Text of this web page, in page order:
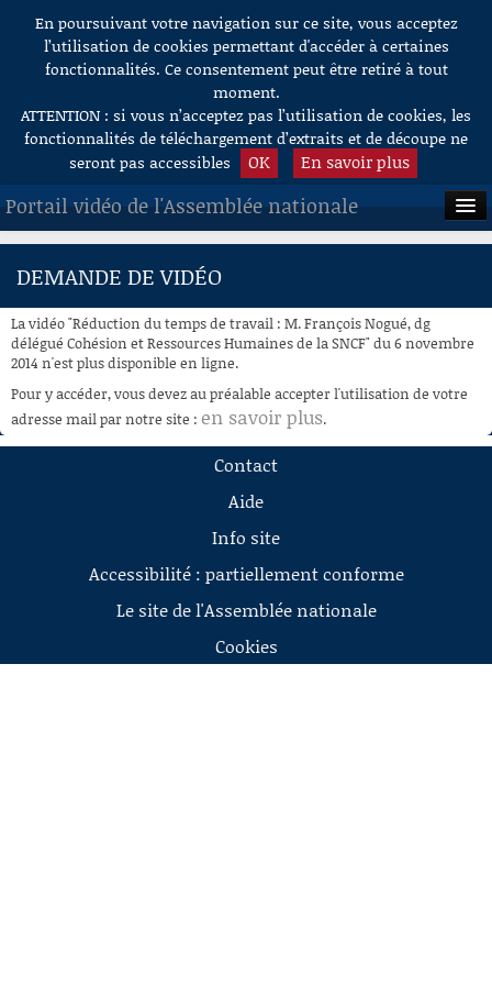
Aller au contenu
En poursuivant votre navigation sur ce site, vous acceptez
l’utilisation de cookies permettant d'accéder à certaines
fonctionnalités. Ce consentement peut être retiré à tout
moment.
ATTENTION : si vous n’acceptez pas l’utilisation de cookies, les
fonctionnalités de téléchargement d’extraits et de découpe ne
seront pas accessibles
OK En savoir plus
Portail vidéo de l'Assemblée nationale
ACCUEIL
À LA DEMANDE
RECHERCHE
AIDE À LA DÉCOUPE
DE VIDÉOS
DEMANDE DE VIDÉO
La vidéo "Réduction du temps de travail : M. François Nogué, dg
délégué Cohésion et Ressources Humaines de la SNCF" du 6 novembre
2014 n'est plus disponible en ligne.
Pour y accéder, vous devez au préalable accepter l'utilisation de votre
adresse mail par notre site : en savoir plus.
Contact
Aide
Info site
Accessibilité : partiellement conforme
Le site de l'Assemblée nationale
Cookies